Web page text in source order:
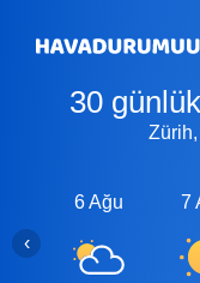
30
6 Ağu 7
‹